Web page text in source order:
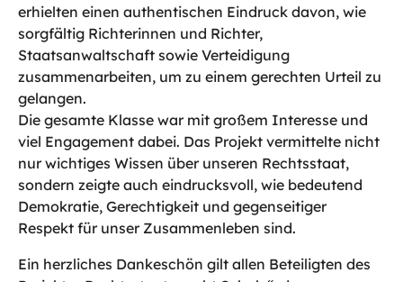
erhielten einen authentischen Eindruck davon, wie
sorgfältig Richterinnen und Richter,
Staatsanwaltschaft sowie Verteidigung
zusammenarbeiten, um zu einem gerechten Urteil zu
gelangen.
Die gesamte Klasse war mit großem Interesse und
viel Engagement dabei. Das Projekt vermittelte nicht
nur wichtiges Wissen über unseren Rechtsstaat,
sondern zeigte auch eindrucksvoll, wie bedeutend
Demokratie, Gerechtigkeit und gegenseitiger
Respekt für unser Zusammenleben sind.
Ein herzliches Dankeschön gilt allen Beteiligten des